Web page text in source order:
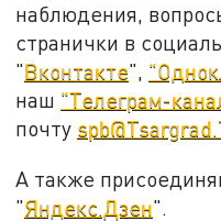
наблюдения,
странички в
"Вконтакте",
наш "Телеграм-
почту
А также
"Яндекс.Дзен".